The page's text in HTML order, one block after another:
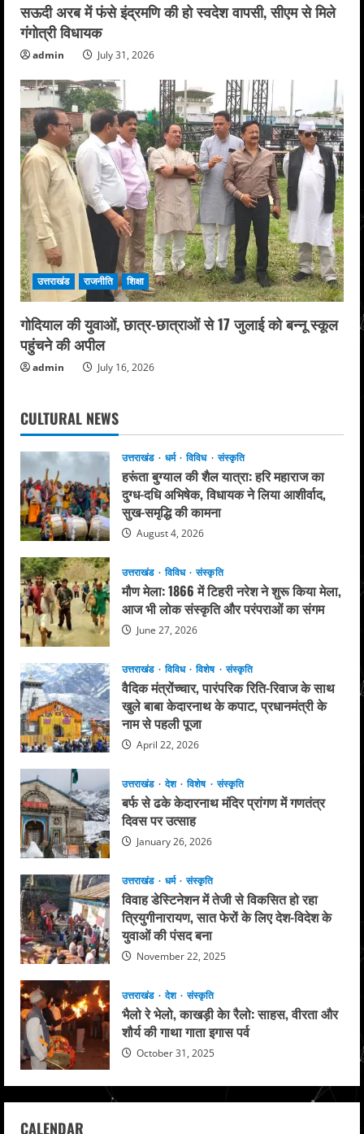
सऊदी अरब में फंसे इंद्रमणि की हो स्वदेश वापसी, सीएम से मिले
गंगोत्री विधायक
admin July 31, 2026
उत्तराखंड राजनीति शिक्षा
गोदियाल की युवाओं, छात्र-छात्राओं से 17 जुलाई को बन्नू स्कूल
पहुंचने की अपील
admin July 16, 2026
CULTURAL NEWS
उत्तराखंड धर्म विविध संस्कृति
हरूंता बुग्याल की शैल यात्रा: हरि महाराज का
दुग्ध-दधि अभिषेक, विधायक ने लिया आशीर्वाद,
सुख-समृद्धि की कामना
August 4, 2026
उत्तराखंड विविध संस्कृति
मौण मेला: 1866 में टिहरी नरेश ने शुरू किया मेला,
आज भी लोक संस्कृति और परंपराओं का संगम
June 27, 2026
उत्तराखंड विविध विशेष संस्कृति
वैदिक मंत्रोंच्चार, पारंपरिक रिति-रिवाज के साथ
खुले बाबा केदारनाथ के कपाट, प्रधानमंत्री के
नाम से पहली पूजा
April 22, 2026
उत्तराखंड देश विशेष संस्कृति
बर्फ से ढके केदारनाथ मंदिर प्रांगण में गणतंत्र
दिवस पर उत्साह
January 26, 2026
उत्तराखंड धर्म संस्कृति
विवाह डेस्टिनेशन में तेजी से विकसित हो रहा
त्रियुगीनारायण, सात फेरों के लिए देश-विदेश के
युवाओं की पंसद बना
November 22, 2025
उत्तराखंड देश संस्कृति
भैलो रे भेलो, काखड़ी केा रैलो: साहस, वीरता और
शौर्य की गाथा गाता इगास पर्व
October 31, 2025
CALENDAR